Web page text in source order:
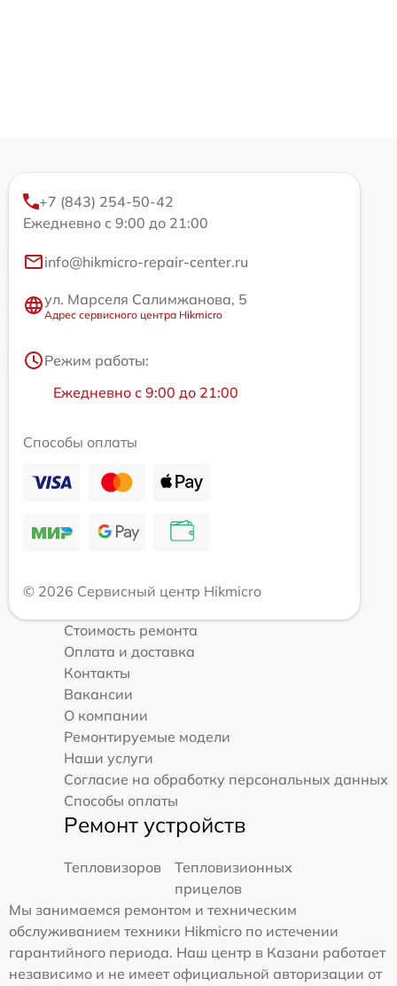
+7 (843) 254-50-42
Ежедневно с 9:00 до 21:00
info@hikmicro-repair-center.ru
ул. Марселя Салимжанова, 5
Адрес сервисного центра Hikmicro
Режим работы:
Ежедневно с 9:00 до 21:00
Способы оплаты
© 2026 Сервисный центр Hikmicro
Стоимость ремонта
Оплата и доставка
Контакты
Вакансии
О компании
Ремонтируемые модели
Наши услуги
Согласие на обработку персональных данных
Способы оплаты
Ремонт устройств
Тепловизоров
Тепловизионных
прицелов
Мы занимаемся ремонтом и техническим
обслуживанием техники Hikmicro по истечении
гарантийного периода. Наш центр в Казани работает
независимо и не имеет официальной авторизации от